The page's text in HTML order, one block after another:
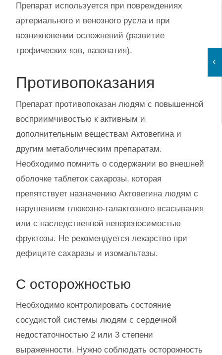
Препарат используется при повреждениях
артериального и венозного русла и при
возникновении осложнений (развитие
трофических язв, вазопатия).
Противопоказания
Препарат противопоказан людям с повышенной
восприимчивостью к активным и
дополнительным веществам Актовегина и
другим метаболическим препаратам.
Необходимо помнить о содержании во внешней
оболочке таблеток сахарозы, которая
препятствует назначению Актовегина людям с
нарушением глюкозно-галактозного всасывания
или с наследственной непереносимостью
фруктозы. Не рекомендуется лекарство при
дефиците сахаразы и изомальтазы.
С осторожностью
Необходимо контролировать состояние
сосудистой системы людям с сердечной
недостаточностью 2 или 3 степени
выраженности. Нужно соблюдать осторожность